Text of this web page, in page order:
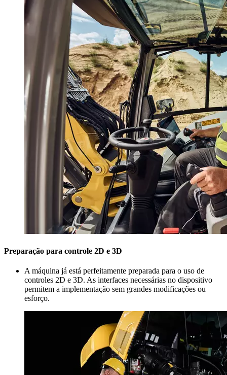
Preparação para controle 2D e 3D
A máquina já está perfeitamente preparada para o uso de
controles 2D e 3D. As interfaces necessárias no dispositivo
permitem a implementação sem grandes modificações ou
esforço.